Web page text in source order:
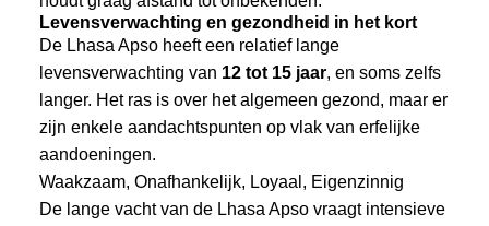
Levensverwachting en gezondheid in het kort
De Lhasa Apso heeft een relatief lange
levensverwachting van 12 tot 15 jaar, en soms zelfs
langer. Het ras is over het algemeen gezond, maar er
zijn enkele aandachtspunten op vlak van erfelijke
aandoeningen.
Waakzaam, Onafhankelijk, Loyaal, Eigenzinnig
De lange vacht van de Lhasa Apso vraagt intensieve